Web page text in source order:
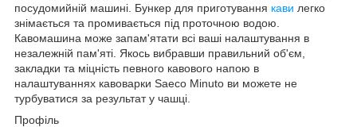
посудомийній машині. Бункер для приготування кави легко
знімається та промивається під проточною водою.
Кавомашина може запам'ятати всі ваші налаштування в
незалежній пам'яті. Якось вибравши правильний об'єм,
закладки та міцність певного кавового напою в
налаштуваннях кавоварки Saeco Minuto ви можете не
турбуватися за результат у чашці.
Профіль